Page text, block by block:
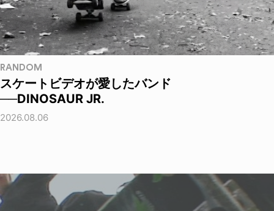
RANDOM
スケートビデオが愛したバンド
──DINOSAUR JR.
2026.08.06